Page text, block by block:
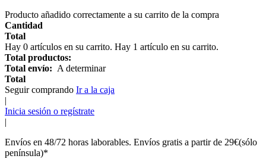
Producto añadido correctamente a su carrito de la compra
Cantidad
Total
Hay 0 artículos en su carrito. Hay 1 artículo en su carrito.
Total productos:
Total envío: A determinar
Total
Seguir comprando Ir a la caja
|
Inicia sesión o regístrate
|
Envíos en 48/72 horas laborables. Envíos gratis a partir de 29€(sólo
península)*